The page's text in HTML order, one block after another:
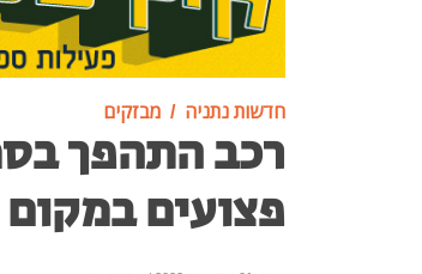
חדשות נתניה מבזקים
פצועים במקום